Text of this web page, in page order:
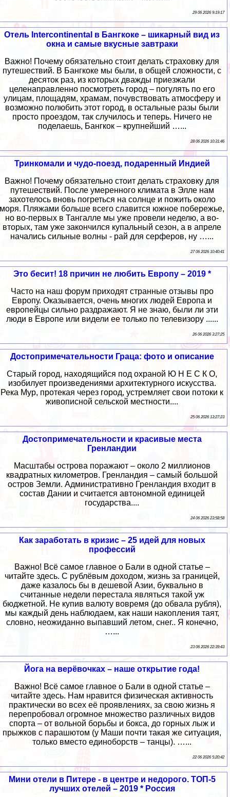
29 06 2026 9:19:17
Отель Intercontinental в Бангкоке – шикарный вид из
окна и самые вкусные завтраки
Важно! Почему обязательно стоит делать страховку для
путешествий. В Бангкоке мы были, в общей сложности, с
десяток раз, из которых дважды приезжали
целенаправленно посмотреть город – погулять по его
улицам, площадям, храмам, почувствовать атмосферу и
возможно полюбить этот город, в остальные разы были
просто проездом, так случилось и теперь. Ничего не
поделаешь, Бангкок – крупнейший …...
28 06 2026 10:31:46
Тринкомали и чудо-поезд, подаренный Индией
Важно! Почему обязательно стоит делать страховку для
путешествий. После умеренного климата в Элле нам
захотелось вновь погреться на солнце и пожить около
моря. Пляжами больше всего славится южное побережье,
но во-первых в Тангалле мы уже провели неделю, а во-
вторых, там уже закончился купальный сезон, а в апреле
начались сильные волны - рай для серферов, ну …...
27 06 2026 10:40:41
Это бесит! 18 причин не любить Европу – 2019 *
Часто на наш форум приходят странные отзывы про
Европу. Оказывается, очень многих людей Европа и
европейцы сильно раздражают. Я не знаю, были ли эти
люди в Европе или видели ее только по телевизору ......
26 06 2026 3:27:25
Достопримечательности Граца: фото и описание
Старый город, находящийся под охраной Ю Н Е С К О,
изобилует произведениями архитектурного искусства.
Река Мур, протекая через город, устремляет свои потоки к
живописной сельской местности....
25 06 2026 13:27:23
Достопримечательности и красивые места
Гренландии
Масштабы острова поражают – около 2 миллионов
квадратных километров. Гренландия – самый большой
остров Земли. Административно Гренландия входит в
состав Дании и считается автономной единицей
государства....
24 06 2026 23:58:58
Как заработать в кризис – 25 идей для новых
профессий
Важно! Всё самое главное о Бали в одной статье –
читайте здесь. С рублёвым доходом, жизнь за границей,
даже казалось бы в дешевой Азии, буквально в
считанные недели перестала являться такой уж
бюджетной. Не купив валюту вовремя (до обвала рубля),
мы каждый день наблюдаем, как наши накопления таят,
словно, неожиданно выпавший летом, снег.. Я конечно,
…...
23 06 2026 22:39:43
Йога на верёвочках – наше открытие года!
Важно! Всё самое главное о Бали в одной статье –
читайте здесь. Нам нравится физическая активность
практически во всех её проявлениях, за свою жизнь я
перепробовал огромное множество различных видов
спорта – от вольной борьбы и бокса, до горных лыж и
прыжков с парашютом (у Маши почти такая же ситуация,
только вместо единоборств – танцы). …...
22 06 2026 5:20:42
Мини отели в Питере - в центре и недорого. ТОП-5
лучших отелей – 2019 * Россия